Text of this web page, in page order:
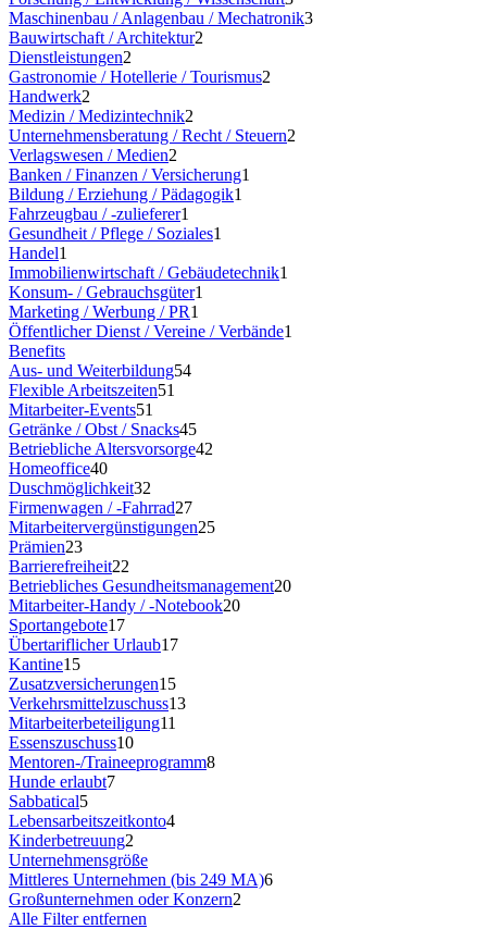
Maschinenbau / Anlagenbau / Mechatronik3
Bauwirtschaft / Architektur2
Dienstleistungen2
Gastronomie / Hotellerie / Tourismus2
Handwerk2
Medizin / Medizintechnik2
Unternehmensberatung / Recht / Steuern2
Verlagswesen / Medien2
Banken / Finanzen / Versicherung1
Bildung / Erziehung / Pädagogik1
Fahrzeugbau / -zulieferer1
Gesundheit / Pflege / Soziales1
Handel1
Immobilienwirtschaft / Gebäudetechnik1
Konsum- / Gebrauchsgüter1
Marketing / Werbung / PR1
Öffentlicher Dienst / Vereine / Verbände1
Benefits
Aus- und Weiterbildung54
Flexible Arbeitszeiten51
Mitarbeiter-Events51
Getränke / Obst / Snacks45
Betriebliche Altersvorsorge42
Homeoffice40
Duschmöglichkeit32
Firmenwagen / -Fahrrad27
Mitarbeitervergünstigungen25
Prämien23
Barrierefreiheit22
Betriebliches Gesundheitsmanagement20
Mitarbeiter-Handy / -Notebook20
Sportangebote17
Übertariflicher Urlaub17
Kantine15
Zusatzversicherungen15
Verkehrsmittelzuschuss13
Mitarbeiterbeteiligung11
Essenszuschuss10
Mentoren-/Traineeprogramm8
Hunde erlaubt7
Sabbatical5
Lebensarbeitszeitkonto4
Kinderbetreuung2
Unternehmensgröße
Mittleres Unternehmen (bis 249 MA)6
Großunternehmen oder Konzern2
Alle Filter entfernen